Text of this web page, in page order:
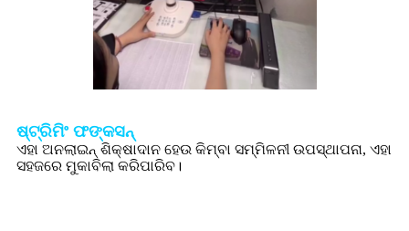
ଷ୍ଟ୍ରିମିଂ ଫଙ୍କସନ୍
ଏହା ଅନଲାଇନ୍ ଶିକ୍ଷାଦାନ ହେଉ କିମ୍ବା ସମ୍ମିଳନୀ ଉପସ୍ଥାପନା, ଏହା
ସହଜରେ ମୁକାବିଲା କରିପାରିବ।